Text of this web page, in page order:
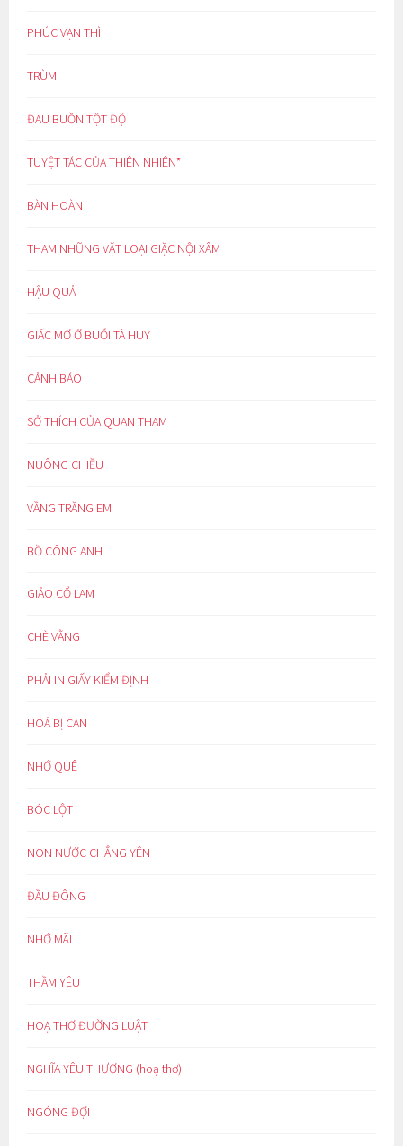
PHÚC VẠN THÌ
TRÙM
ĐAU BUỒN TỘT ĐỘ
TUYỆT TÁC CỦA THIÊN NHIÊN*
BÀN HOÀN
THAM NHŨNG VẶT LOẠI GIẶC NỘI XÂM
HẬU QUẢ
GIẤC MƠ Ở BUỔI TÀ HUY
CẢNH BÁO
SỞ THÍCH CỦA QUAN THAM
NUÔNG CHIỀU
VẦNG TRĂNG EM
BỒ CÔNG ANH
GIẢO CỔ LAM
CHÈ VẰNG
PHẢI IN GIẤY KIỂM ĐỊNH
HOÁ BỊ CAN
NHỚ QUÊ
BÓC LỘT
NON NƯỚC CHẲNG YÊN
ĐẦU ĐÔNG
NHỚ MÃI
THẦM YÊU
HOẠ THƠ ĐƯỜNG LUẬT
NGHĨA YÊU THƯƠNG (hoạ thơ)
NGÓNG ĐỢI